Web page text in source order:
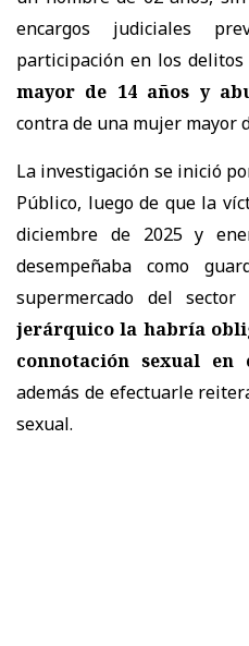
encargos judiciales
participación en los delitos
mayor de 14 años y
contra de una mujer mayor
La investigación se inició
Público, luego de que la
diciembre de 2025 y
desempeñaba como
supermercado del
jerárquico la habría
connotación sexual
además de efectuarle
sexual.